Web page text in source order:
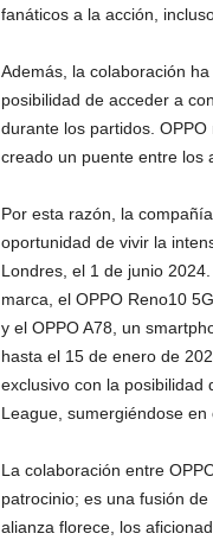
fanáticos a la acción,
Además, la colaboración
posibilidad de acceder a
durante los partidos.
creado un puente entre los
Por esta razón, la
oportunidad de vivir la
Londres, el 1 de junio
marca, el OPPO Reno10
y el OPPO A78, un
hasta el 15 de enero de
exclusivo con la posibilidad
League, sumergiéndose
La colaboración entre
patrocinio; es una fusión
alianza florece, los